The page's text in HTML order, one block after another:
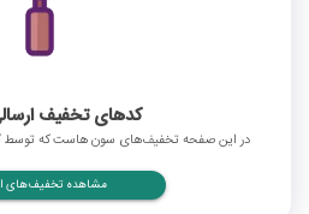
کدهای تخفیف
در این صفحه تخفیف‌های سون هاست که توسط
مشاهده تخفیف‌های